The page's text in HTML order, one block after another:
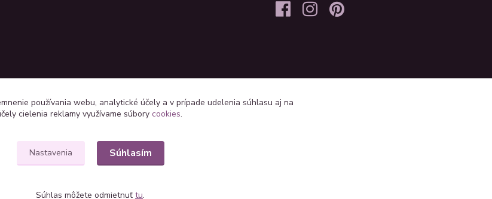
používania webu, analytické účely a v prípade udelenia súhlasu aj na
cielenia reklamy využívame súbory cookies.
Nastavenia Súhlasím
Súhlas môžete odmietnuť tu.